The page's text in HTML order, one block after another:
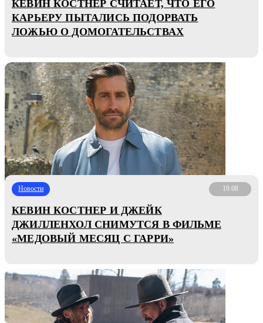
КЕВИН КОСТНЕР СЧИТАЕТ, ЧТО ЕГО
КАРЬЕРУ ПЫТАЛИСЬ ПОДОРВАТЬ
ЛОЖЬЮ О ДОМОГАТЕЛЬСТВАХ
Новости 19.08
КЕВИН КОСТНЕР И ДЖЕЙК
ДЖИЛЛЕНХОЛ СНИМУТСЯ В ФИЛЬМЕ
«МЕДОВЫЙ МЕСЯЦ С ГАРРИ»